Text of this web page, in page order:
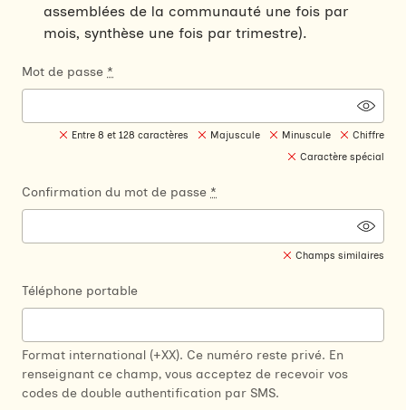
assemblées de la communauté une fois par
mois, synthèse une fois par trimestre).
Mot de passe *
Entre 8 et 128 caractères Majuscule Minuscule
Chiffre
Caractère spécial
Confirmation du mot de passe *
Champs similaires
Téléphone portable
Format international (+XX). Ce numéro reste privé. En
renseignant ce champ, vous acceptez de recevoir vos
codes de double authentification par SMS.